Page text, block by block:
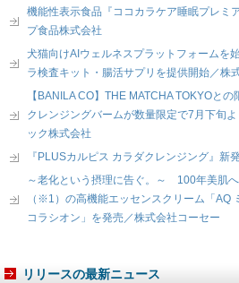
機能性表示食品『ココカラケア睡眠プレミ
プ食品株式会社
犬猫向けAIウェルネスプラットフォームを
ラ検査キット・腸活サプリを提供開始／株
【BANILA CO】THE MATCHA TOKYOと
クレンジングバームが数量限定で7月下旬
ック株式会社
『PLUSカルピス カラダクレンジング』新
～老化という摂理に告ぐ。～ 100年美肌
（※1）の高機能エッセンスクリーム「
コラシオン」を発売／株式会社コーセー
リリースの最新ニュース